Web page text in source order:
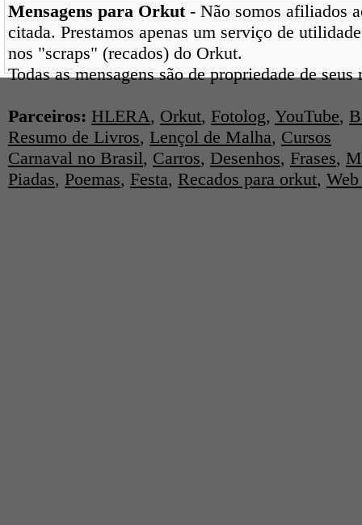
Mensagens para Orkut- Não somos afiliados
citada. Prestamos apenas um serviço de
nos "scraps" (recados) do Orkut.
Todas as mensagens são de propriedade de
Parceiros: HLERA, Orkut, Fotolog, YouTube,
Resumo de Livros, Lençol de Malha, Cursos
Carnaval no Brasil, Carros, Desenhos, Frases,
Piadas, Poemas, Festa, Recados para orkut,